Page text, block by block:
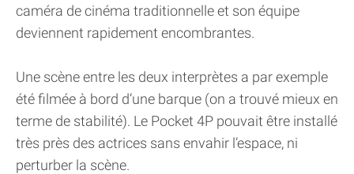
caméra de cinéma traditionnelle et son équipe
deviennent rapidement encombrantes.
Une scène entre les deux interprètes a par exemple
été filmée à bord d’une barque (on a trouvé mieux en
terme de stabilité). Le Pocket 4P pouvait être installé
très près des actrices sans envahir l’espace, ni
perturber la scène.